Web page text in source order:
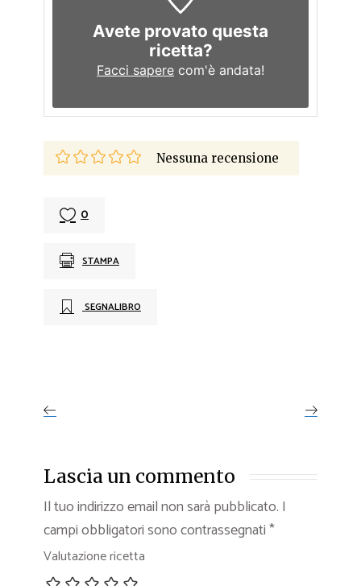
Avete provato questa
ricetta?
Facci sapere com'è andata!
Nessuna recensione
0
STAMPA
SEGNALIBRO
Lascia un commento
Il tuo indirizzo email non sarà pubblicato. I
campi obbligatori sono contrassegnati*
Valutazione ricetta